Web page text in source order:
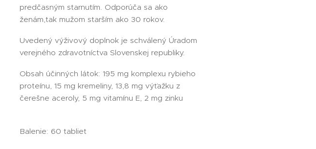
predčasným starnutím. Odporúča sa ako
ženám,tak mužom starším ako 30 rokov.
Uvedený výživový doplnok je schválený Úradom
verejného zdravotníctva Slovenskej republiky.
Obsah účinných látok: 195 mg komplexu rybieho
proteínu, 15 mg kremeliny, 13,8 mg výťažku z
čerešne aceroly, 5 mg vitamínu E, 2 mg zinku
Balenie: 60 tabliet